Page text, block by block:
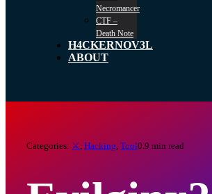
Necromancer
CTF –
Death Note
H4CKERNOV3L
ABOUT
Categories: ⚔️ Hacking Tool0.9 min read